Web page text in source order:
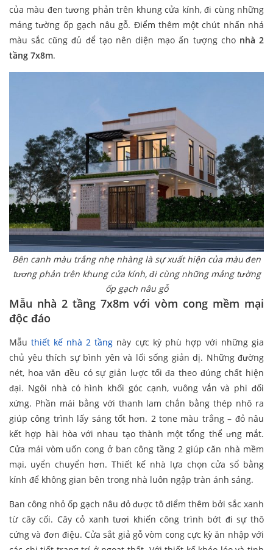
của màu đen tương phản trên khung cửa kính, đi cùng những
mảng tường ốp gạch nâu gỗ. Điểm thêm một chút nhấn nhá
màu sắc cũng đủ để tạo nên diện mạo ấn tượng cho nhà 2
tầng 7x8m.
Bên canh màu trắng nhẹ nhàng là sự xuất hiện của màu đen
tương phản trên khung cửa kính, đi cùng những mảng tường
ốp gạch nâu gỗ
Mẫu nhà 2 tầng 7x8m với vòm cong mềm mại
độc đáo
Mẫuthiết kế nhà 2 tầng này cực kỳ phù hợp với những gia
chủ yêu thích sự bình yên và lối sống giản dị. Những đường
nét, hoa văn đều có sự giản lược tối đa theo đúng chất hiện
đại. Ngôi nhà có hình khối góc cạnh, vuông vắn và phi đối
xứng. Phần mái bằng với thanh lam chắn bằng thép nhô ra
giúp công trình lấy sáng tốt hơn. 2 tone màu trắng – đỏ nâu
kết hợp hài hòa với nhau tạo thành một tổng thể ưng mắt.
Cửa mái vòm uốn cong ở ban công tầng 2 giúp căn nhà mềm
mại, uyển chuyển hơn. Thiết kế nhà lựa chọn cửa sổ bằng
kính để không gian bên trong nhà luôn ngập tràn ánh sáng.
Ban công nhỏ ốp gạch nâu đỏ được tô điểm thêm bởi sắc xanh
từ cây cối. Cây cỏ xanh tươi khiến công trình bớt đi sự thô
cứng và đơn điệu. Cửa sắt giả gỗ vòm cong cực kỳ ăn nhập với